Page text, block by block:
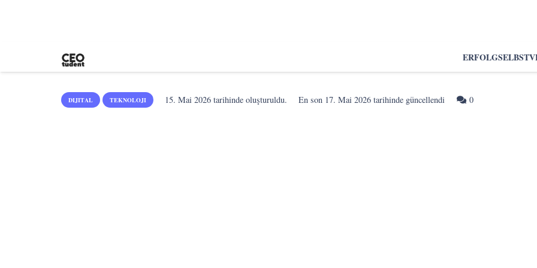
ERFOLG
DIJITAL TEKNOLOJI 15. Mai 2026 tarihinde oluşturuldu. En son 17. Mai 2026 tarihinde güncellendi 0